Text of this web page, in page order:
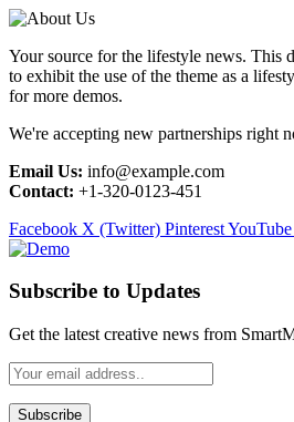
Your source for the lifestyle news. This
to exhibit the use of the theme as a
for more demos.
We're accepting new partnerships right
Email Us: info@example.com
Contact: +1-320-0123-451
Facebook X (Twitter) PinterestYouTube
Subscribe to Updates
Get the latest creative news from